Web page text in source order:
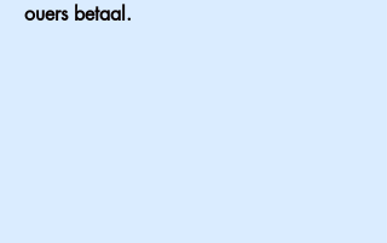
ouers betaal.